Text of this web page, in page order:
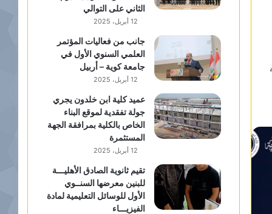
الثاني على التوالي
12 أبريل، 2025
جانب من فعاليات المؤتمر
العلمي السنوي الأول في
جامعة كوية – أربيل
12 أبريل، 2025
عميد كلية ابن خلدون يجري
جولة تفقدية لموقع البناء
الخاص بالكلية بمرافقة الجهة
المستثمرة
12 أبريل، 2025
تقيم ثانوية الصادق الأهليـــة
للبنين معرضها السنــوي
الأول للوسائل التعليمية لمادة
الفيزيـــاء